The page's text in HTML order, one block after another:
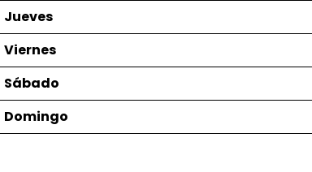
Jueves
Viernes
Sábado
Domingo